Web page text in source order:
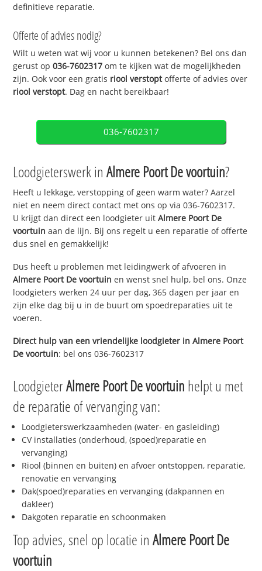
definitieve reparatie.
Offerte of advies nodig?
Wilt u weten wat wij voor u kunnen betekenen? Bel ons dan
gerust op036-7602317 om te kijken wat de mogelijkheden
zijn. Ook voor een gratis riool verstoptofferte of advies over
riool verstopt. Dag en nacht bereikbaar!
036-7602317
Loodgieterswerk inAlmere Poort De voortuin?
Heeft u lekkage, verstopping of geen warm water? Aarzel
niet en neem direct contact met ons op via 036-7602317.
U krijgt dan direct een loodgieter uitAlmere Poort De
voortuin aan de lijn. Bij ons regelt u een reparatie of offerte
dus snel en gemakkelijk!
Dus heeft u problemen met leidingwerk of afvoeren in
Almere Poort De voortuin en wenst snel hulp, bel ons. Onze
loodgieters werken 24 uur per dag, 365 dagen per jaar en
zijn elke dag bij u in de buurt om spoedreparaties uit te
voeren.
Direct hulp van een vriendelijke loodgieter inAlmere Poort
De voortuin: bel ons 036-7602317
LoodgieterAlmere Poort De voortuin helpt u met
de reparatie of vervanging van:
Loodgieterswerkzaamheden (water- en gasleiding)
CV installaties (onderhoud, (spoed)reparatie en
vervanging)
Riool (binnen en buiten) en afvoer ontstoppen, reparatie,
renovatie en vervanging
Dak(spoed)reparaties en vervanging (dakpannen en
dakleer)
Dakgoten reparatie en schoonmaken
Top advies, snel op locatie inAlmere Poort De
voortuin